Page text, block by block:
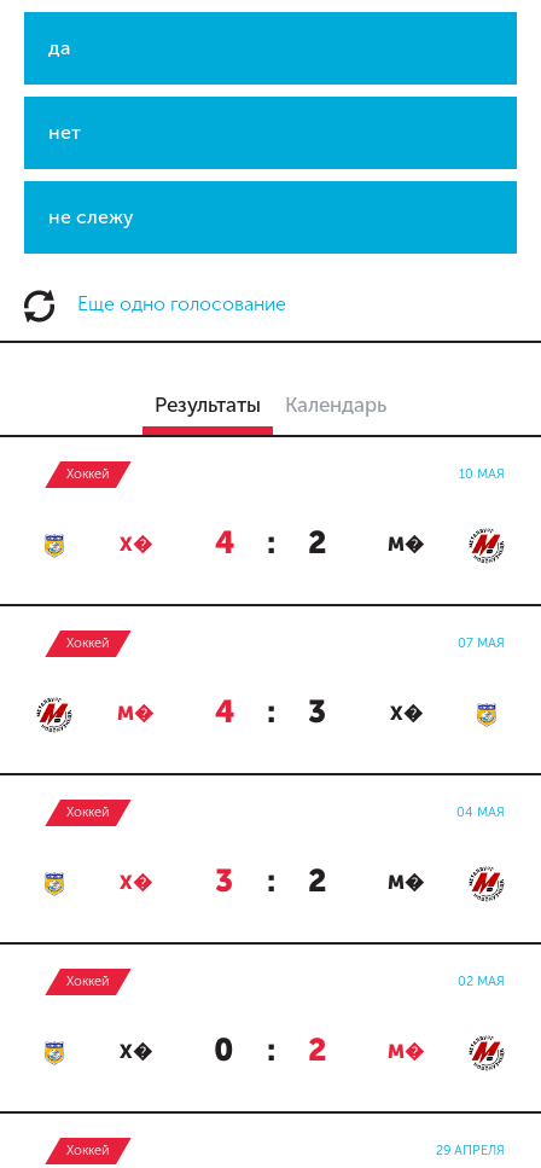
да
нет
не слежу
Еще одно голосование
Результаты Календарь
Хоккей 10 МАЯ
Х� 4 : 2 М�
Хоккей 07 МАЯ
М� 4 : 3 Х�
Хоккей 04 МАЯ
Х� 3 : 2 М�
Хоккей 02 МАЯ
Х� 0 : 2 М�
Хоккей 29 АПРЕЛЯ